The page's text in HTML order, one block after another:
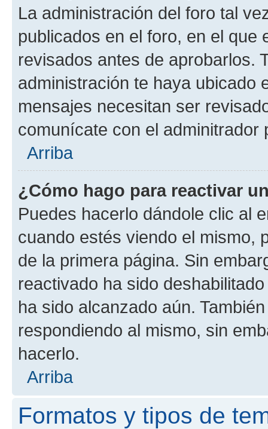
La administración del foro tal
publicados en el foro, en el
revisados antes de aprobarlos.
administración te haya ubicado
mensajes necesitan ser
comunícate con el
Arriba
¿Cómo hago para reactivar
Puedes hacerlo dándole clic al
cuando estés viendo el mismo,
de la primera página. Sin
reactivado ha sido
ha sido alcanzado aún.
respondiendo al mismo, sin
hacerlo.
Arriba
Formatos y tipos de